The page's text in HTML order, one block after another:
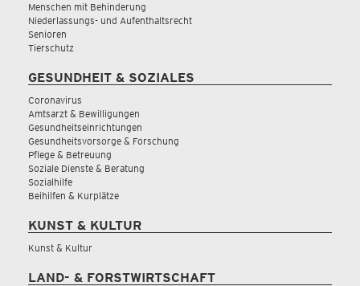
Menschen mit Behinderung
Niederlassungs- und Aufenthaltsrecht
Senioren
Tierschutz
GESUNDHEIT & SOZIALES
Coronavirus
Amtsarzt & Bewilligungen
Gesundheitseinrichtungen
Gesundheitsvorsorge & Forschung
Pflege & Betreuung
Soziale Dienste & Beratung
Sozialhilfe
Beihilfen & Kurplätze
KUNST & KULTUR
Kunst & Kultur
LAND- & FORSTWIRTSCHAFT